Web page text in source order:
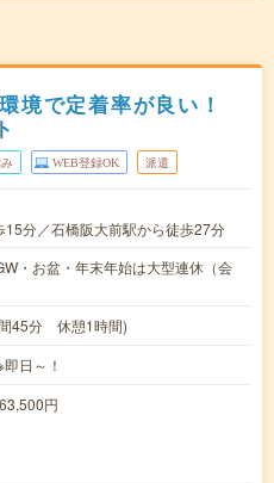
境で定着率が良い！
WEB登録OK 派遣
分／石橋阪大前駅から徒歩27分
・お盆・年末年始は大型連休（会
45分 休憩1時間)
日～！
円